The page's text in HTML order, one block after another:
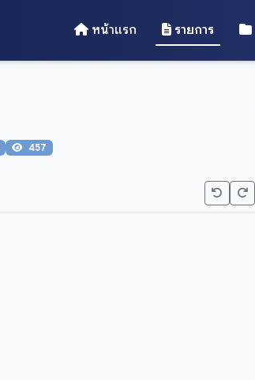
หน้าแรก รายการ
457